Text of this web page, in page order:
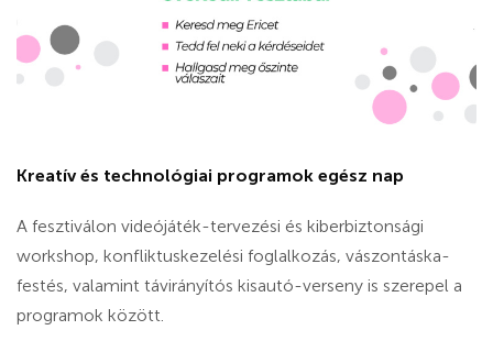
Kreatív és technológiai programok egész nap
A fesztiválon videójáték-tervezési és kiberbiztonsági
workshop, konfliktuskezelési foglalkozás, vászontáska-
festés, valamint távirányítós kisautó-verseny is szerepel a
programok között.